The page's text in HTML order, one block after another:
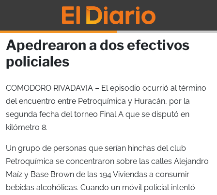
Apedrearon a dos efectivos
policiales
COMODORO RIVADAVIA – El episodio ocurrió al término
del encuentro entre Petroquímica y Huracán, por la
segunda fecha del torneo Final A que se disputó en
kilómetro 8.
Un grupo de personas que serían hinchas del club
Petroquímica se concentraron sobre las calles Alejandro
Maíz y Base Brown de las 194 Viviendas a consumir
bebidas alcohólicas. Cuando un móvil policial intentó